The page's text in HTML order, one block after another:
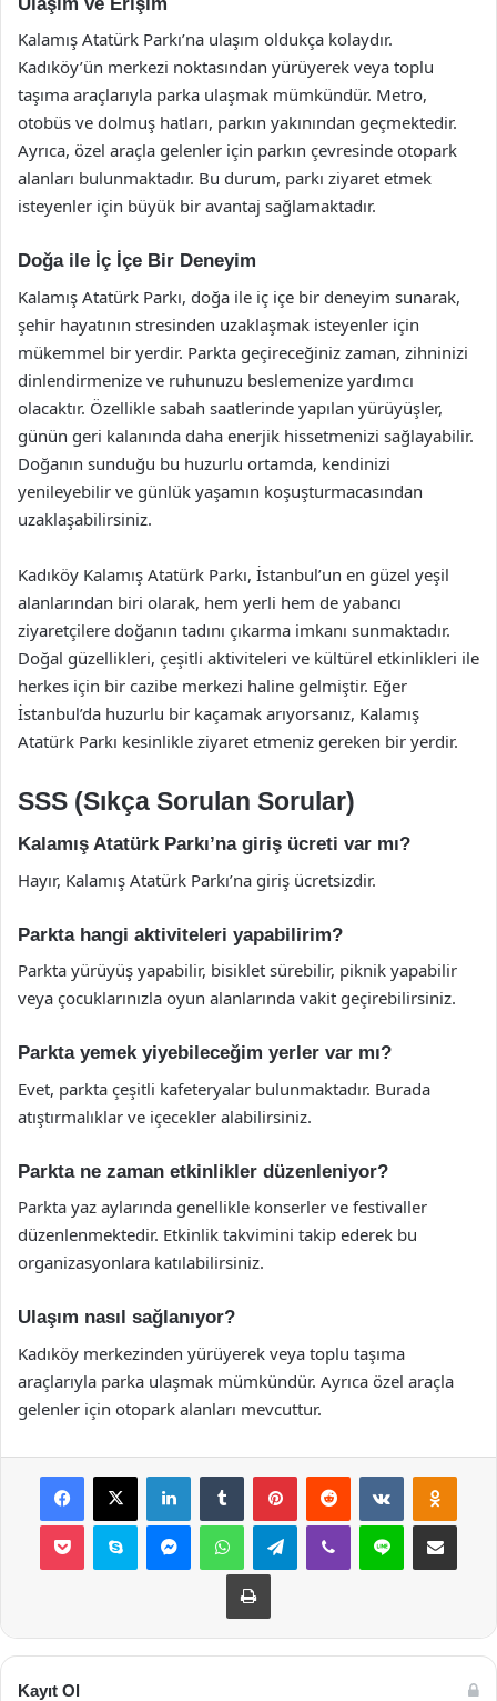
Kalamış Atatürk Parkı’na ulaşım oldukça kolaydır.
Kadıköy’ün merkezi noktasından yürüyerek veya toplu
taşıma araçlarıyla parka ulaşmak mümkündür. Metro,
otobüs ve dolmuş hatları, parkın yakınından geçmektedir.
Ayrıca, özel araçla gelenler için parkın çevresinde otopark
alanları bulunmaktadır. Bu durum, parkı ziyaret etmek
isteyenler için büyük bir avantaj sağlamaktadır.
Doğa ile İç İçe Bir Deneyim
Kalamış Atatürk Parkı, doğa ile iç içe bir deneyim sunarak,
şehir hayatının stresinden uzaklaşmak isteyenler için
mükemmel bir yerdir. Parkta geçireceğiniz zaman, zihninizi
dinlendirmenize ve ruhunuzu beslemenize yardımcı
olacaktır. Özellikle sabah saatlerinde yapılan yürüyüşler,
günün geri kalanında daha enerjik hissetmenizi sağlayabilir.
Doğanın sunduğu bu huzurlu ortamda, kendinizi
yenileyebilir ve günlük yaşamın koşuşturmacasından
uzaklaşabilirsiniz.
Kadıköy Kalamış Atatürk Parkı, İstanbul’un en güzel yeşil
alanlarından biri olarak, hem yerli hem de yabancı
ziyaretçilere doğanın tadını çıkarma imkanı sunmaktadır.
Doğal güzellikleri, çeşitli aktiviteleri ve kültürel etkinlikleri ile
herkes için bir cazibe merkezi haline gelmiştir. Eğer
İstanbul’da huzurlu bir kaçamak arıyorsanız, Kalamış
Atatürk Parkı kesinlikle ziyaret etmeniz gereken bir yerdir.
SSS (Sıkça Sorulan Sorular)
Kalamış Atatürk Parkı’na giriş ücreti var mı?
Hayır, Kalamış Atatürk Parkı’na giriş ücretsizdir.
Parkta hangi aktiviteleri yapabilirim?
Parkta yürüyüş yapabilir, bisiklet sürebilir, piknik yapabilir
veya çocuklarınızla oyun alanlarında vakit geçirebilirsiniz.
Parkta yemek yiyebileceğim yerler var mı?
Evet, parkta çeşitli kafeteryalar bulunmaktadır. Burada
atıştırmalıklar ve içecekler alabilirsiniz.
Parkta ne zaman etkinlikler düzenleniyor?
Parkta yaz aylarında genellikle konserler ve festivaller
düzenlenmektedir. Etkinlik takvimini takip ederek bu
organizasyonlara katılabilirsiniz.
Ulaşım nasıl sağlanıyor?
Kadıköy merkezinden yürüyerek veya toplu taşıma
araçlarıyla parka ulaşmak mümkündür. Ayrıca özel araçla
gelenler için otopark alanları mevcuttur.
Facebook
X LinkedInTumblr PinterestReddit VKontakte
Pocket Skype MessengerWhatsAppTelegramViber Line E-Posta ile
Yazdır
Kayıt Ol